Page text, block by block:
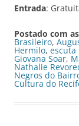
Entrada:
Postado com
Brasileiro,
Hermilo, escuta
Giovana Soar,
Nathalie
Negros do
Cultura do